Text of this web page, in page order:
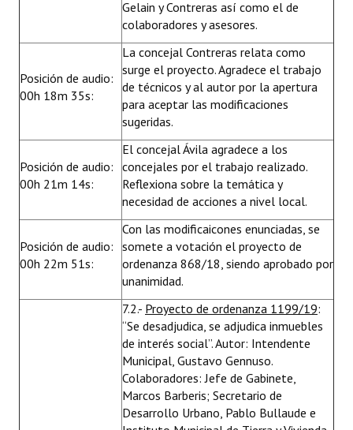
Gelain y Contreras así como el de
colaboradores y asesores.
Posición de audio:
00h 18m 35s:
La concejal Contreras relata como
surge el proyecto. Agradece el trabajo
de técnicos y al autor por la apertura
para aceptar las modificaciones
sugeridas.
Posición de audio:
00h 21m 14s:
El concejal Ávila agradece a los
concejales por el trabajo realizado.
Reflexiona sobre la temática y
necesidad de acciones a nivel local.
Posición de audio:
00h 22m 51s:
Con las modificaicones enunciadas, se
somete a votación el proyecto de
ordenanza 868/18, siendo aprobado por
unanimidad.
7.2.- Proyecto de ordenanza 1199/19:
“Se desadjudica, se adjudica inmuebles
de interés social”. Autor: Intendente
Municipal, Gustavo Gennuso.
Colaboradores: Jefe de Gabinete,
Marcos Barberis; Secretario de
Desarrollo Urbano, Pablo Bullaude e